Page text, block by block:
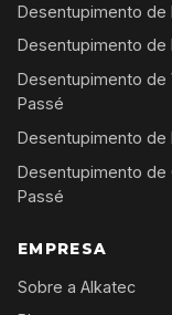
Desentupimento de
Desentupimento de
Desentupimento de
Passé
Desentupimento de
Desentupimento de
Passé
EMPRESA
Sobre a Alkatec